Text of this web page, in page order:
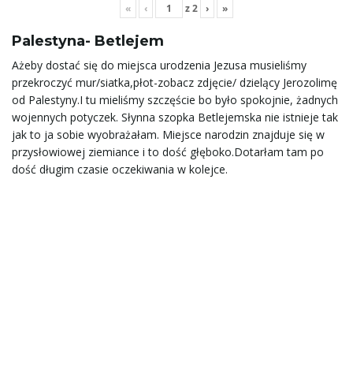
« ‹ z2 › »
Palestyna- Betlejem
Ażeby dostać się do miejsca urodzenia Jezusa musieliśmy
przekroczyć mur/siatka,płot-zobacz zdjęcie/ dzielący Jerozolimę
od Palestyny.I tu mieliśmy szczęście bo było spokojnie, żadnych
wojennych potyczek. Słynna szopka Betlejemska nie istnieje tak
jak to ja sobie wyobrażałam. Miejsce narodzin znajduje się w
przysłowiowej ziemiance i to dość głęboko.Dotarłam tam po
dość długim czasie oczekiwania w kolejce.